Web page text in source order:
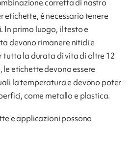
corretta di nastro
etichette, è necessario tenere
In primo luogo, il testo e
devono rimanere nitidi e
la durata di vita di oltre 12
le etichette devono essere
la temperatura e devono poter
come metallo e plastica.
e applicazioni possono